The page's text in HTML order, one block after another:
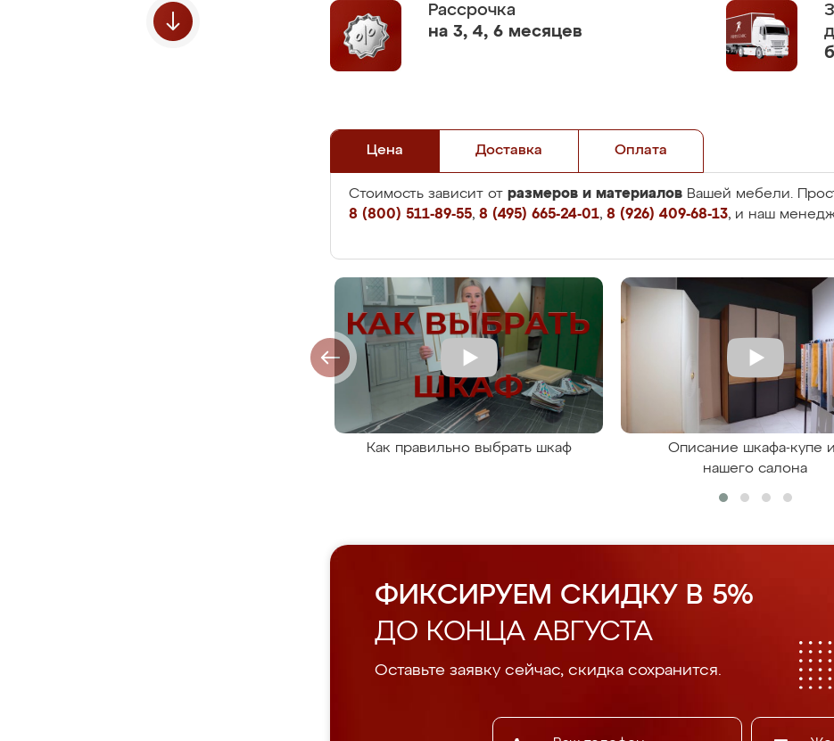
Рассрочка
на 3, 4, 6 месяцев
Цена Доставка Оплата
Стоимость зависит от размеров и материалов Вашей мебели.
8 (800) 511-89-55, 8 (495) 665-24-01, 8 (926) 409-68-13, и наш
Как правильно выбрать шкаф
Описание шкафа-купе
нашего салона
ФИКСИРУЕМ СКИДКУ В 5%
ДО КОНЦА АВГУСТА
Оставьте заявку сейчас, скидка сохранится.